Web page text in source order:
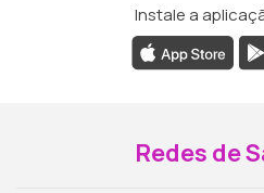
Instale a
Redes de